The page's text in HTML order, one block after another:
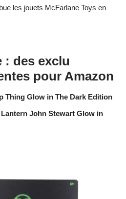
les jouets McFarlane Toys en
: des exclu
pour Amazon
Thing Glow in The Dark Edition
John Stewart Glow in